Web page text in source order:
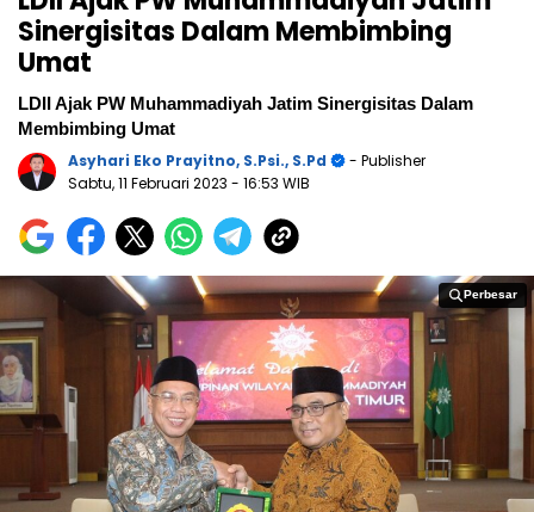
Sinergisitas Dalam Membimbing
Umat
LDII Ajak PW Muhammadiyah Jatim Sinergisitas Dalam
Membimbing Umat
Asyhari Eko Prayitno, S.Psi., S.Pd
- Publisher
Sabtu, 11 Februari 2023 - 16:53 WIB
Perbesar
Perbesar